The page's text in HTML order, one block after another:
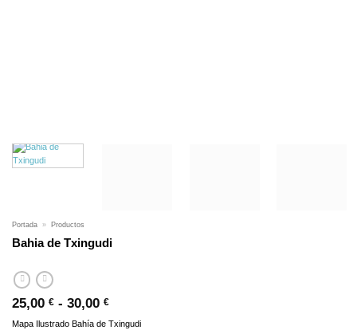
Portada » Productos
Bahia de Txingudi
25,00 € - 30,00 €Rango
precios:
Mapa Ilustrado Bahía de Txingudi